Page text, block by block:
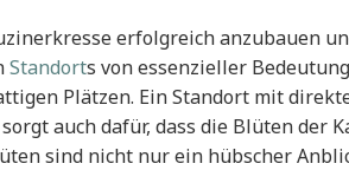
erfolgreich anzubauen
Standorts von essenzieller
Plätzen. Ein Standort mit
auch dafür, dass die Blüten der
sind nicht nur ein hübscher